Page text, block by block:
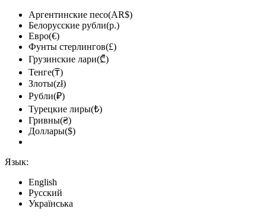
Аргентинские песо(AR$)
Белорусские рубли(р.)
Евро(€)
Фунты стерлингов(£)
Грузинские лари(₾)
Тенге(₸)
Злоты(zł)
Рубли(₽)
Турецкие лиры(₺)
Гривны(₴)
Доллары($)
Язык:
English
Русский
Українська